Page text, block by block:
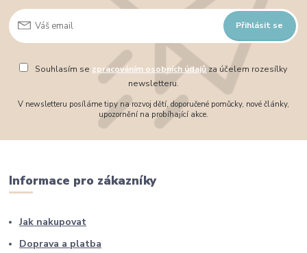
Přihlásit se
Souhlasím se zpracováním osobních údajů za účelem rozesílky
newsletteru.
V newsletteru posíláme tipy na rozvoj dětí, doporučené pomůcky, nové články,
upozornění na probíhající akce.
Informace pro zákazníky
Jak nakupovat
Doprava a platba